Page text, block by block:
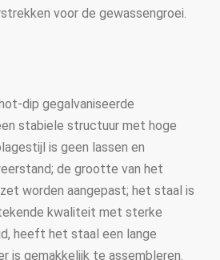
voor de gewassengroei.
dip gegalvaniseerde
stabiele structuur met hoge
is geen lassen en
de grootte van het
worden aangepast; het staal is
kwaliteit met sterke
heeft het staal een lange
is gemakkelijk te assembleren.